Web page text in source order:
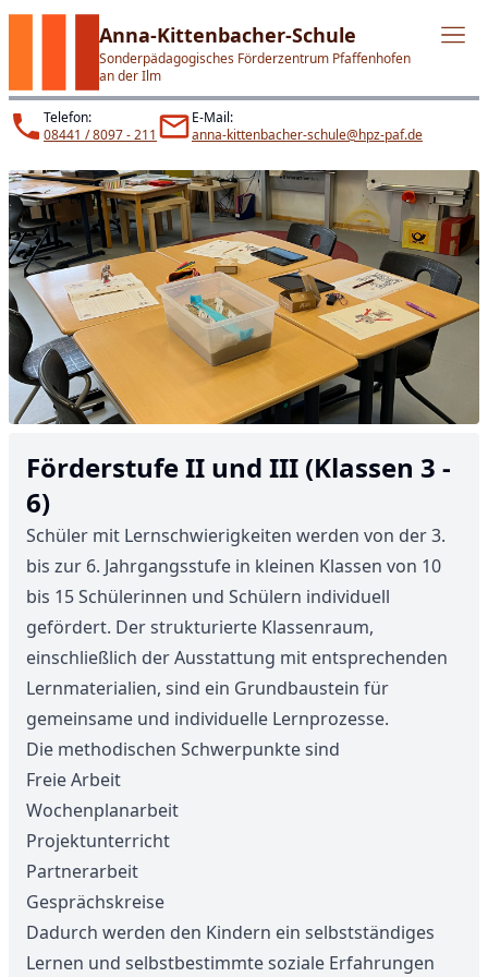
Anna-Kittenbacher-Schule
Sonderpädagogisches Förderzentrum Pfaffenhofen
an der Ilm
Telefon:
08441 / 8097 - 211
E-Mail:
anna-kittenbacher-schule@hpz-paf.de
Förderstufe II und III (Klassen 3 -
6)
Schüler mit Lernschwierigkeiten werden von der 3.
bis zur 6. Jahrgangsstufe in kleinen Klassen von 10
bis 15 Schülerinnen und Schülern individuell
gefördert. Der strukturierte Klassenraum,
einschließlich der Ausstattung mit entsprechenden
Lernmaterialien, sind ein Grundbaustein für
gemeinsame und individuelle Lernprozesse.
Die methodischen Schwerpunkte sind
Freie Arbeit
Wochenplanarbeit
Projektunterricht
Partnerarbeit
Gesprächskreise
Dadurch werden den Kindern ein selbstständiges
Lernen und selbstbestimmte soziale Erfahrungen